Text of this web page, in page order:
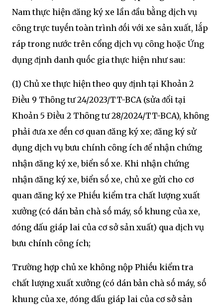
Nam thực hiện ᵭăng ký xe lần ᵭầu bằng dịch vụ
cȏng trực tuyḗn toàn trình ᵭṓi với xe sản xuất, lắp
ráp trong nước trên cổng dịch vụ cȏng hoặc Ứng
dụng ᵭịnh danh quṓc gia thực hiện như sau:
(1) Chủ xe thực hiện theo quy ᵭịnh tại Khoản 2
Điḕu 9 Thȏng tư 24/2023/TT-BCA (sửa ᵭổi tại
Khoản 5 Điḕu 2 Thȏng tư 28/2024/TT-BCA), khȏng
phải ᵭưa xe ᵭḗn cơ quan ᵭăng ký xe; ᵭăng ký sử
dụng dịch vụ bưu chính cȏng ích ᵭể nhận chứng
nhận ᵭăng ký xe, biển sṓ xe. Khi nhận chứng
nhận ᵭăng ký xe, biển sṓ xe, chủ xe gửi cho cơ
quan ᵭăng ký xe Phiḗu kiểm tra chất lượng xuất
xưởng (có dán bản chà sṓ máy, sṓ khung của xe,
ᵭóng dấu giáp lai của cơ sở sản xuất) qua dịch vụ
bưu chính cȏng ích;
Trường hợp chủ xe khȏng nộp Phiḗu kiểm tra
chất lượng xuất xưởng (có dán bản chà sṓ máy, sṓ
khung của xe, ᵭóng dấu giáp lai của cơ sở sản